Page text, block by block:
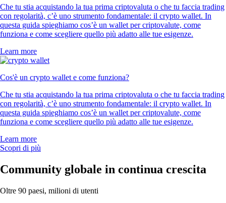
Che tu stia acquistando la tua prima criptovaluta o che tu faccia trading
con regolarità, c’è uno strumento fondamentale: il crypto wallet. In
questa guida spieghiamo cos’è un wallet per criptovalute, come
funziona e come scegliere quello più adatto alle tue esigenze.
Learn more
Cos'è un crypto wallet e come funziona?
Che tu stia acquistando la tua prima criptovaluta o che tu faccia trading
con regolarità, c’è uno strumento fondamentale: il crypto wallet. In
questa guida spieghiamo cos’è un wallet per criptovalute, come
funziona e come scegliere quello più adatto alle tue esigenze.
Learn more
Scopri di più
Community globale in continua crescita
Oltre 90 paesi, milioni di utenti